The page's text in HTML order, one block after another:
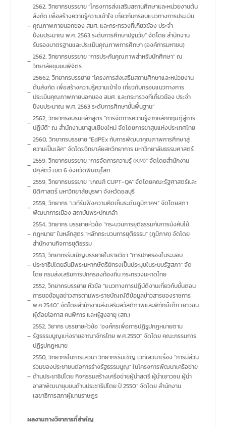
–
2562, วิทยากรบรรยาย “โครงการส่งเสริมสถานศึกษาและหน่วยงานต้น
สังกัด เพื่อสร้างความรู้ความเข้าใจ เกี่ยวกับกรอบแนวทางการประเมิน
คุณภาพภายนอกของ สมศ. และกระทรวงที่เกี่ยวข้อง ประจำ
ปีงบประมาณ พ.ศ. 2563 ระดับการศึกษาปฐมวัย” จัดโดย สำนักงาน
รับรองมาตรฐานและประเมินคุณภาพการศึกษา (องค์การมหาชน)
– 2562, วิทยากรบรรยาย “การประกันคุณภาพสำหรับนักศึกษา” ณ
วิทยาลัยชุมชนพิจิตร
–
25662, วิทยากรบรรยาย “โครงการส่งเสริมสถานศึกษาและหน่วยงาน
ต้นสังกัด เพื่อสร้างความรู้ความเข้าใจ เกี่ยวกับกรอบแนวทางการ
ประเมินคุณภาพภายนอกของ สมศ. และกระทรวงที่เกี่ยวข้อง ประจำ
ปีงบประมาณ พ.ศ. 2563 ระดับการศึกษาขั้นพื้นฐาน”
– 2562, วิทยากรอบรมหลักสูตร “การจัดการความรู้จากหลักทฤษฎีสู่การ
ปฏิบัติ” ณ สำนักงานยาสูบเชียงใหม่ จัดโดยการยาสูบแห่งประเทศไทย
– 2560, วิทยากรบรรยาย “EdPEx กับการพัฒนาคุณภาพการศึกษาสู่
ความเป็นเลิศ” จัดโดยวิทยาลัยสหวิทยาการ มหาวิทยาลัยธรรมศาสตร์
– 2559, วิทยากรบรรยาย “การจัดการความรู้ (KM)” จัดโดยสำนักงาน
ปศุสัตว์ เขต 6 จังหวัดพิษณุโลก
– 2559, วิทยากรบรรยาย “เกณฑ์ CUPT-QA” จัดโดยคณะรัฐศาสตร์และ
นิติศาสตร์ มหาวิทยาลัยบูรพา จังหวัดชลบุรี
– 2559, วิทยากร “เวทีรับฟังความคิดเห็นระดับภูมิภาคฯ” จัดโดยสภา
พัฒนาการเมือง สถาบันพระปกเกล้า
–
2554, วิทยากร บรรยายหัวข้อ “กระบวนการยุติธรรมกับการบังคับใช้
กฎหมาย" ในหลักสูตร “หลักกระบวนการยุติธรรม" (ภูมิภาค) จัดโดย
สำนักงานกิจการยุติธรรม
–
2553, วิทยากรรับเชิญบรรยายในรายวิชา “การปกครองในระบอบ
ประชาธิปไตยอันมีพระมหากษัตริย์ทรงเป็นประมุขในระบบรัฐสภา" จัด
โดย กรมส่งเสริมการปกครองท้องถิ่น กระทรวงมหาดไทย
–
2552, วิทยากรบรรยาย หัวข้อ “แนวทางการปฏิบัติงานเกี่ยวกับขั้นตอน
การขอข้อมูลข่าวสารตามพระราชบัญญัติข้อมูลข่าวสารของราชการ
พ.ศ.2540" จัดโดยสำนักงานส่งเสริมสวัสดิภาพและพิทักษ์เด็ก เยาวชน
ผู้ด้อยโอกาส คนพิการ และผู้สูงอายุ (สท.)
–
2552, วิยากร บรรยายหัวข้อ “องค์กรเพื่อการปฏิรูปกฎหมายตาม
รัฐธรรมนูญแห่งราชอาณาจักรไทย พ.ศ.2550" จัดโดย คณะกรรมการ
ปฏิรูปกฎหมาย
–
2550, วิทยากรในการเสวนา วิทยากรรับเชิญ เวทีเสวนาเรื่อง “การมีส่วน
ร่วมของประชาชนต่อการร่างรัฐธรรมนูญ" ในโครงการพัฒนาเครือข่าย
ด้านประชาธิปไตย กิจกรรมสร้างเครือข่ายผู้นำสตรี ผู้นำเยาวชน ผู้นำ
อาสาพัฒนาชุมชนด้านประชาธิปไตย ปี 2550” จัดโดย สำนักงาน
เลขาธิการสภาผู้แทนราษฎร
ผลงานทางวิชาการที่สำคัญ